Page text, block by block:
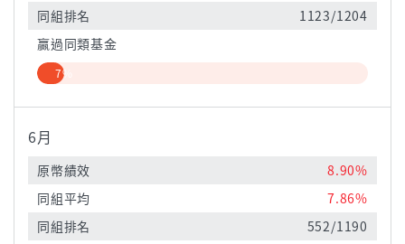
同組排名
1123/1204
贏過同類基金
7%
6月
原幣績效
8.90%
同組平均
7.86%
同組排名
552/1190